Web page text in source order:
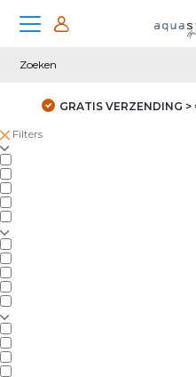
GRATIS VERZENDING
Filters